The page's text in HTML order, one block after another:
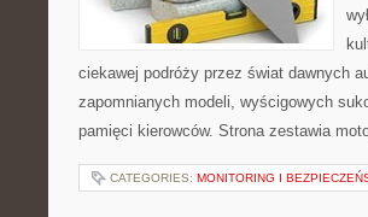
ciekawej podróży przez świat dawnych
zapomnianych modeli, wyścigowych
pamięci kierowców. Strona zestawia
CATEGORIES: MONITORING I